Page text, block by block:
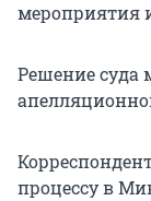
мероприятия
Решение суда
процессу в